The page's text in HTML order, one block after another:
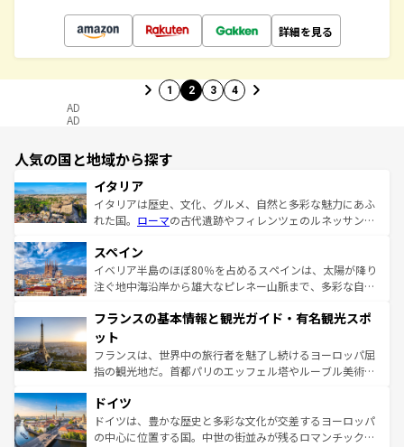
詳細を見る
1 2 3 4
AD
AD
人気の国と地域から探す
イタリア
イタリアは歴史、文化、グルメ、自然と多彩な魅力にあふ
れた国。 ローマの古代遺跡やフィレンツェのルネッサンス
ろん、トスカーナの美しい田園風景やアマルフィ海岸の絶
景など、自然景観も見逃せない。観光の合間には、本場の
ピザやパスタなど、絶品のイタリア料理を堪能することも
ませてくれるイタリアで、忘れられない旅をしてみよう！
なお、新着のイタリア情報は
しい。
スペイン
イベリア半島のほぼ80％を占めるスペインは、太陽が降り
注ぐ地中海沿岸から雄大なピレネー山脈まで、多彩な自然
文化が根付くこの国では、情熱的なフラメンコ、熱気あふ
れる闘牛、そして美味しいタパスが生活の一部となってい
る。首都マドリードの洗練された雰囲気や、バルセロナの
アートに溢れた街角から、地方では古代ローマ遺跡や中世
せる。地方によって風土や気候が異なるスペインはその個
性で訪れる人を魅了する。 なお、新着のスペイン情報は コ
ンテンツ一覧を参照してほしい。
フランスの基本情報と観光ガイド・有名観光スポ
ット
フランスは、世界中の旅行者を魅了し続けるヨーロッパ屈
指の観光地だ。首都パリのエッフェル塔やルーブル美術館
で、幅広い魅力が詰まっている。華麗な宮殿、歴史的な大
聖堂、美しいビーチ、そして豊かな自然が、訪れる者を心
から魅了する。また、フランスは美食の国としても知ら
ドイツ
ドイツは、豊かな歴史と多彩な文化が交差するヨーロッパ
の中心に位置する国。中世の街並みが残るロマンチック街